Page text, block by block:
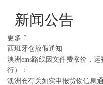
新闻公告
更多
西班牙仓放假通知
澳洲ems路线因文件费涨价，
行）：
澳洲仓有关如实申报货物信息